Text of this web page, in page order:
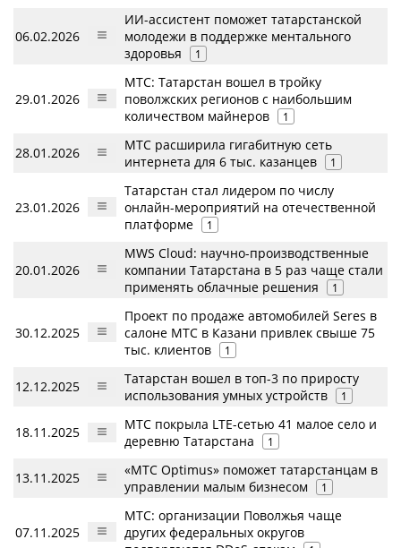
06.02.2026
ИИ-ассистент поможет татарстанской
молодежи в поддержке ментального
здоровья
1
29.01.2026
МТС: Татарстан вошел в тройку
поволжских регионов с наибольшим
количеством майнеров
1
28.01.2026
МТС расширила гигабитную сеть
интернета для 6 тыс. казанцев
1
23.01.2026
Татарстан стал лидером по числу
онлайн-мероприятий на отечественной
платформе
1
20.01.2026
MWS Cloud: научно-производственные
компании Татарстана в 5 раз чаще стали
применять облачные решения
1
30.12.2025
Проект по продаже автомобилей Seres в
салоне МТС в Казани привлек свыше 75
тыс. клиентов
1
12.12.2025
Татарстан вошел в топ-3 по приросту
использования умных устройств
1
18.11.2025
МТС покрыла LTE-сетью 41 малое село и
деревню Татарстана
1
13.11.2025
«МТС Optimus» поможет татарстанцам в
управлении малым бизнесом
1
07.11.2025
МТС: организации Поволжья чаще
других федеральных округов